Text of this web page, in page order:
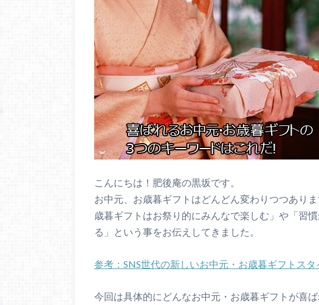
こんにちは！肥後庵の黒坂です。
お中元、お歳暮ギフトはどんどん変わりつつあり
歳暮ギフトはお祭り的にみんなで楽しむ」や「習
る」という事をお伝えしてきました。
参考：SNS世代の新しいお中元・お歳暮ギフトスタ
今回は具体的にどんなお中元・お歳暮ギフトが喜